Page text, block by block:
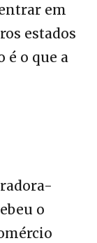
em
estados
é o que a
o